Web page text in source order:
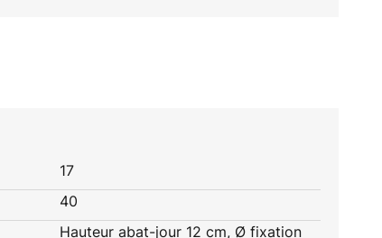
17
40
Hauteur abat-jour 12 cm, Ø fixation